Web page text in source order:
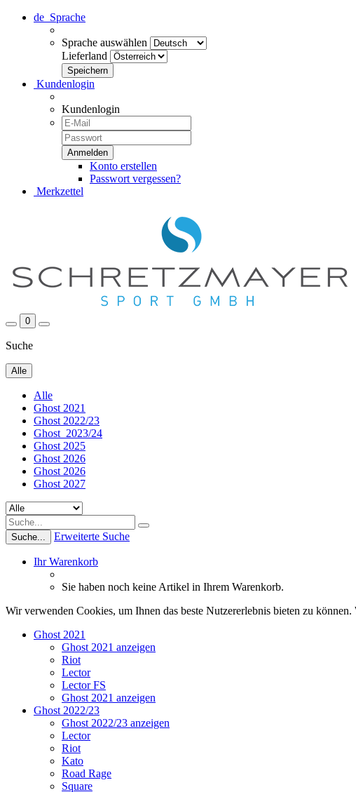
de Sprache
Sprache auswählen
Lieferland
Kundenlogin
Kundenlogin
Konto erstellen
Passwort vergessen?
Merkzettel
0
Suche
Alle
Alle
Ghost 2021
Ghost 2022/23
Ghost_2023/24
Ghost 2025
Ghost 2026
Ghost 2026
Ghost 2027
Suche... Erweiterte Suche
Ihr Warenkorb
Sie haben noch keine Artikel in Ihrem Warenkorb.
Wir verwenden Cookies, um Ihnen das beste Nutzererlebnis bieten zu
Ghost 2021
Ghost 2021 anzeigen
Riot
Lector
Lector FS
Ghost 2021 anzeigen
Ghost 2022/23
Ghost 2022/23 anzeigen
Lector
Riot
Kato
Road Rage
Square